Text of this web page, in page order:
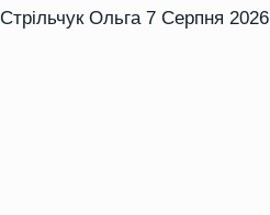
Стрільчук Ольга 7 Серпня 2026